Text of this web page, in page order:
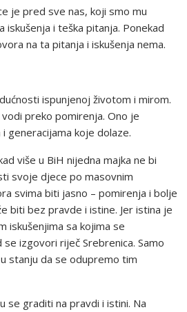
je pred sve nas, koji smo mu
iskušenja i teška pitanja. Ponekad
na ta pitanja i iskušenja nema.
ispunjenoj životom i mirom.
preko pomirenja. Ono je
generacijama koje dolaze.
više u BiH nijedna majka ne bi
svoje djece po masovnim
svima biti jasno – pomirenja i bolje
biti bez pravde i istine. Jer istina je
iskušenjima sa kojima se
izgovori riječ Srebrenica. Samo
stanju da se odupremo tim
se graditi na pravdi i istini. Na